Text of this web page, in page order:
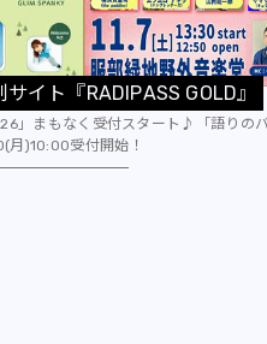
サイ ト 『RADIPASS GOLD』
」まもなく受付スタート♪「語りの
)10:00受付開始！